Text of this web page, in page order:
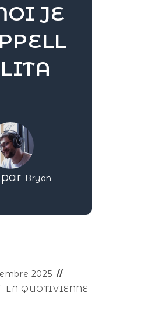
JE
Bryan
2025
LA QUOTIVIENNE